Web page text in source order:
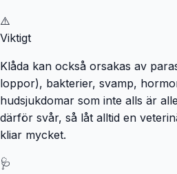
⚠️
Viktigt
Klåda kan också orsakas av
loppor), bakterier, svamp,
hudsjukdomar som inte alls är
därför svår, så låt alltid en
kliar mycket.
🩺